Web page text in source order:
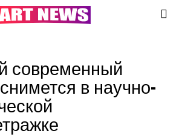
современный
в научно-